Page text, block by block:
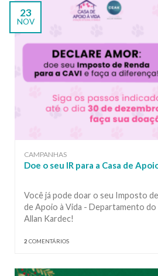
23
NOV
CAMPANHAS
Doe o seu IR para a Casa de
Você já pode doar o seu Imposto de
de Apoio à Vida - Departamento
Allan Kardec!
2 COMENTÁRIOS